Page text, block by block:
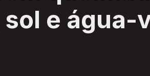
sol e água-